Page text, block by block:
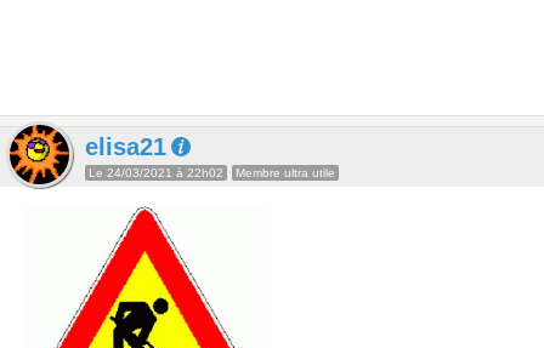
elisa21
Le 24/03/2021 à 22h02 Membre ultra utile